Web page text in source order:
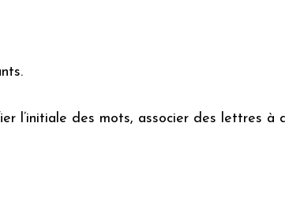
l’initiale des mots, associer des lettres à